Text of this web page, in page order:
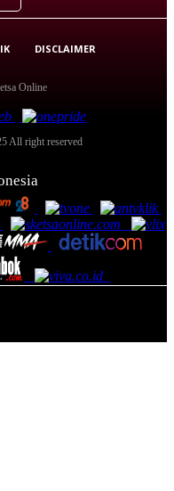
DISCLAIMER
Online
All right reserved